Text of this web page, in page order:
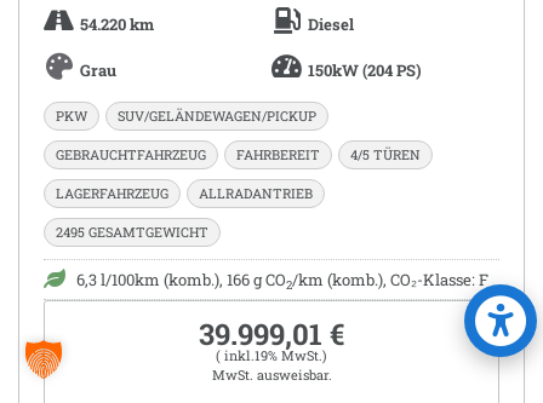
54.220 km Diesel
Grau 150kW (204 PS)
PKW SUV/GELÄNDEWAGEN/PICKUP
GEBRAUCHTFAHRZEUG FAHRBEREIT 4/5 TÜREN
LAGERFAHRZEUG ALLRADANTRIEB
2495 GESAMTGEWICHT
6,3 l/100km (komb.), 166 g CO2/km (komb.), CO₂-Klasse: F
39.999,01 €
( inkl.19% MwSt.)
MwSt. ausweisbar.